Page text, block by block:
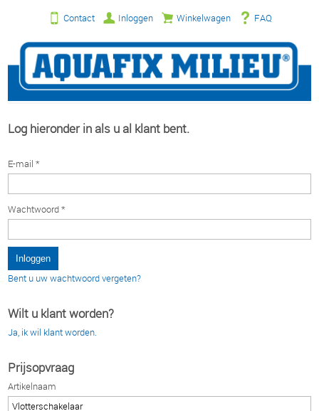
Contact Inloggen Winkelwagen FAQ
Log hieronder in als u al klant bent.
E-mail *
Wachtwoord *
Bent u uw wachtwoord vergeten?
Wilt u klant worden?
Ja, ik wil klant worden.
Prijsopvraag
Artikelnaam